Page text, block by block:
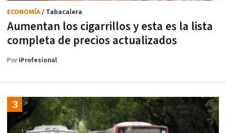
Aumentan los cigarrillos y esta es la lista
completa de precios actualizados
ECONOMÍA/ Tabacalera
PoriProfesional